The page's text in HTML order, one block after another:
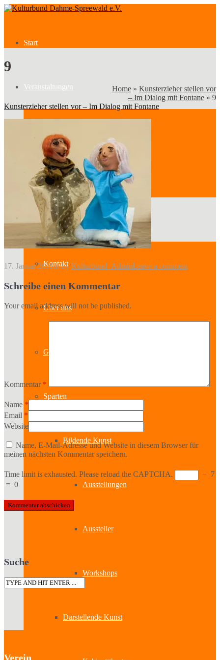
Start
Veranstaltungen
Kategorien
Verein
Kontakt
Über uns
Geschichte
Sparten
Bildende Kunst
Ausstellungen
Aussteller
Workshops
Darstellende Kunst
9
Home » Kunsterzieher stellen vor
– Im Dialog mit Fontane » 9
Kunsterzieher stellen vor – Im Dialog mit Fontane
17. Januar 2019inby Kulturbund_AdminLeave a comment
Schreibe einen Kommentar
Your email address will not be published.
Kommentar *
Name *
Email *
Website
Name, E-Mail-Adresse und Website in diesem Browser für
meinen nächsten Kommentar speichern.
Time limit is exhausted. Please reload the CAPTCHA. − 7
= 0
Suche
Verein